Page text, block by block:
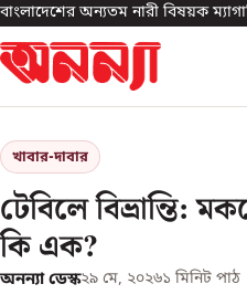
বাংলাদেশের অন্যতম নারী বিষয়ক
খাবার-দাবার
টেবিলে
কি এক?
অনন্যা ডেস্ক২৯ মে, ২০২৬১ মিনিট পাঠ